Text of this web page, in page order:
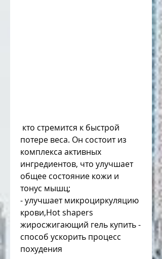
потере веса. Он состоит из
комплекса активных
ингредиентов, что улучшает
общее состояние кожи и
тонус мышц;
- улучшает микроциркуляцию
крови,Hot shapers
жиросжигающий гель купить -
способ ускорить процесс
похудения